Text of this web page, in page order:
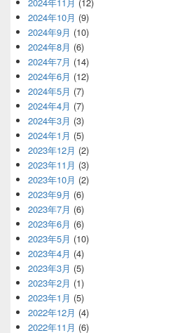
2024年11月 (12)
2024年10月 (9)
2024年9月 (10)
2024年8月 (6)
2024年7月 (14)
2024年6月 (12)
2024年5月 (7)
2024年4月 (7)
2024年3月 (3)
2024年1月 (5)
2023年12月 (2)
2023年11月 (3)
2023年10月 (2)
2023年9月 (6)
2023年7月 (6)
2023年6月 (6)
2023年5月 (10)
2023年4月 (4)
2023年3月 (5)
2023年2月 (1)
2023年1月 (5)
2022年12月 (4)
2022年11月 (6)